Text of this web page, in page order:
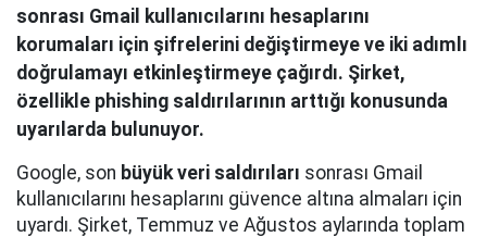
sonrası Gmail kullanıcılarını hesaplarını
korumaları için şifrelerini değiştirmeye ve iki adımlı
doğrulamayı etkinleştirmeye çağırdı. Şirket,
özellikle phishing saldırılarının arttığı konusunda
uyarılarda bulunuyor.
Google, son büyük veri saldırıları sonrası Gmail
kullanıcılarını hesaplarını güvence altına almaları için
uyardı. Şirket, Temmuz ve Ağustos aylarında toplam